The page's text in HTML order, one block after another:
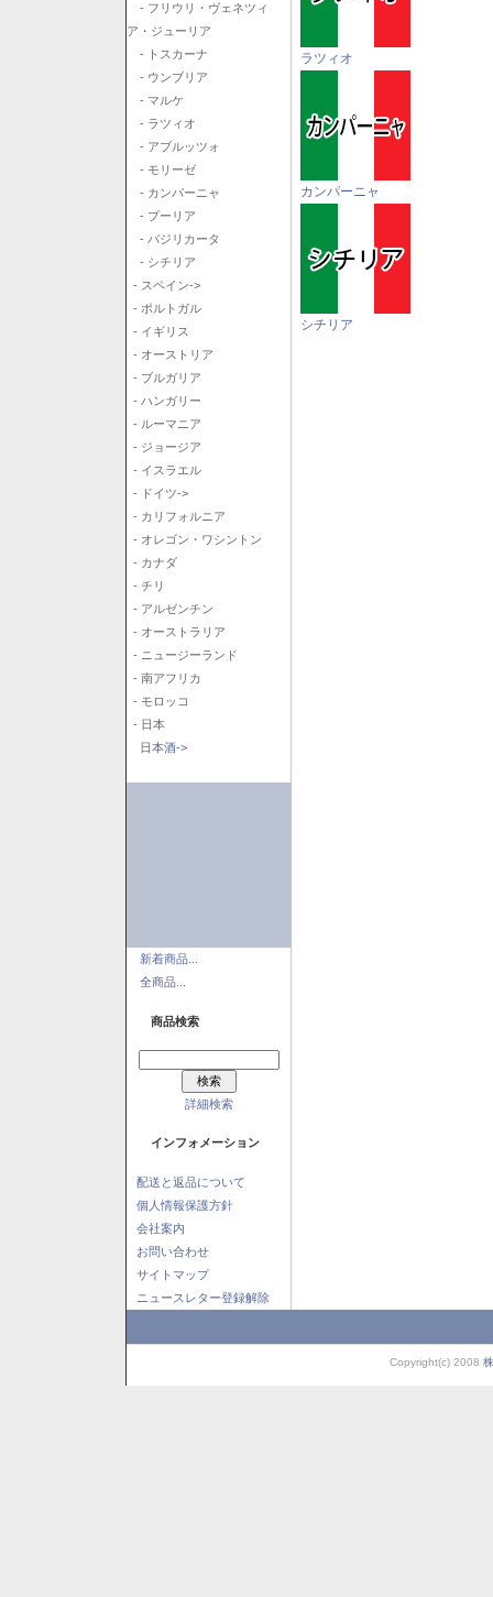
- フリウリ・ヴェネツィ
ア・ジューリア
- トスカーナ
- ウンブリア
- マルケ
- ラツィオ
- アブルッツォ
- モリーゼ
- カンパーニャ
- プーリア
- バジリカータ
- シチリア
- スペイン->
- ポルトガル
- イギリス
- オーストリア
- ブルガリア
- ハンガリー
- ルーマニア
- ジョージア
- イスラエル
- ドイツ->
- カリフォルニア
- オレゴン・ワシントン
- カナダ
- チリ
- アルゼンチン
- オーストラリア
- ニュージーランド
- 南アフリカ
- モロッコ
- 日本
日本酒->
新着商品...
全商品...
商品検索
詳細検索
インフォメーション
配送と返品について
個人情報保護方針
会社案内
お問い合わせ
サイトマップ
ニュースレター登録解除
ラツィオ
カンパーニャ
シチリア
Copyright(c) 2008